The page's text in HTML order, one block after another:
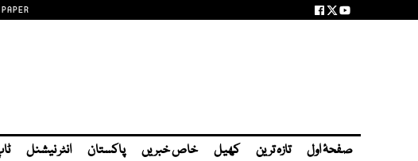
صفحۂ اول تازہ ترین کھیل خاص خبریں پاکستان انٹر نیشنل